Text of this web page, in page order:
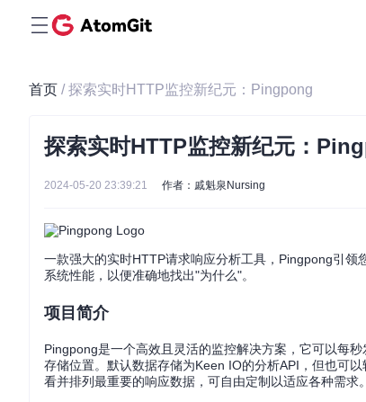
首页 / 探索实时HTTP监控新纪元：Pingpong
探索实时HTTP监控新纪元：
2024-05-20 23:39:21 作者：戚魁泉Nursing
一款强大的实时HTTP请求响应分析工具，Pingpong引
系统性能，以便准确地找出"为什么"。
项目简介
Pingpong是一个高效且灵活的监控解决方案，它可以每
存储位置。默认数据存储为Keen IO的分析API，但也可
看并排列最重要的响应数据，可自由定制以适应各种需求。